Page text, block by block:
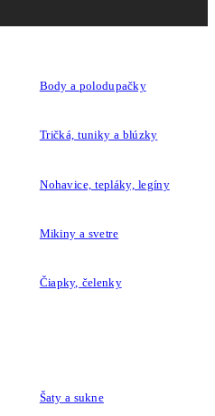
Body a polodupačky
Tričká, tuniky a blúzky
Nohavice, tepláky, legíny
Mikiny a svetre
Čiapky, čelenky
Šaty a sukne